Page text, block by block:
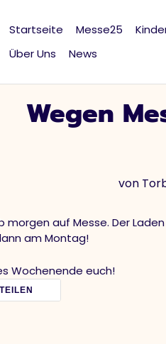
Startseite Messe25
Über Uns
News
Wegen
von
morgen auf Messe. Der
am Montag!
Wochenende euch!
TEILEN